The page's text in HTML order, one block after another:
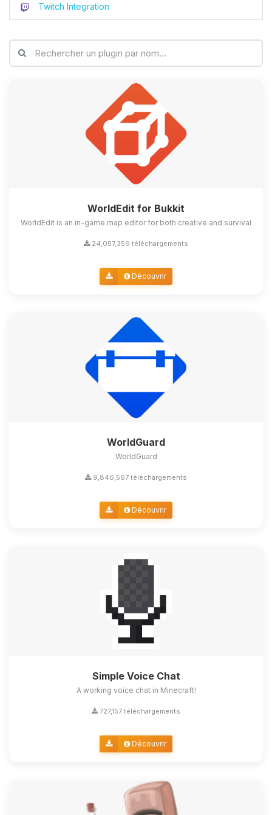
Twitch Integration
WorldEdit for Bukkit
WorldEdit is an in-game map editor for both creative and survival
24,057,359 téléchargements
Découvrir
WorldGuard
WorldGuard
9,846,567 téléchargements
Découvrir
Simple Voice Chat
A working voice chat in Minecraft!
727,157 téléchargements
Découvrir